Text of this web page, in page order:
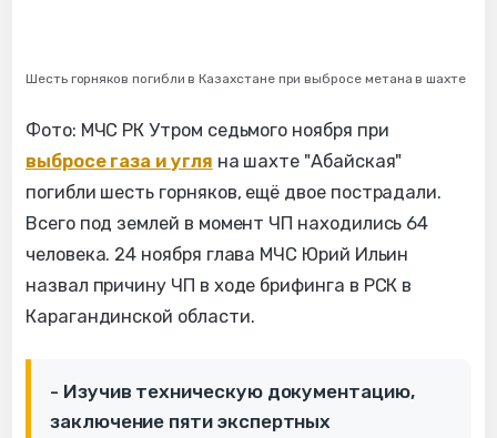
Шесть горняков погибли в Казахстане при выбросе метана в шахте
Фото: МЧС РК Утром седьмого ноября при
выбросе газа и угля на шахте "Абайская"
погибли шесть горняков, ещё двое пострадали.
Всего под землей в момент ЧП находились 64
человека. 24 ноября глава МЧС Юрий Ильин
назвал причину ЧП в ходе брифинга в РСК в
Карагандинской области.
- Изучив техническую документацию,
заключение пяти экспертных